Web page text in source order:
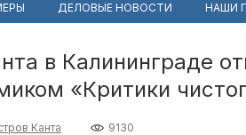
ДЕЛОВЫЕ НОВОСТИ НАШИ
в Калининграде
«Критики
Канта 9130